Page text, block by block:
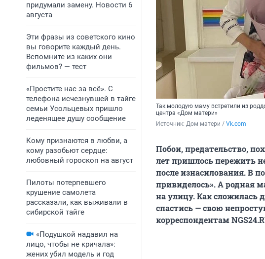
придумали замену. Новости 6
августа
Эти фразы из советского кино
вы говорите каждый день.
Вспомните из каких они
фильмов? — тест
«Простите нас за всё». С
телефона исчезнувшей в тайге
семьи Усольцевых пришло
леденящее душу сообщение
Кому признаются в любви, а
кому разобьют сердце:
любовный гороскоп на август
Пилоты потерпевшего
крушение самолета
рассказали, как выживали в
сибирской тайге
«Подушкой надавил на
лицо, чтобы не кричала»:
жених убил модель и год
Так молодую маму встретили из
центра «Дом матери»
Источник: Дом матери / Vk.com
Побои, предательство,
лет пришлось пережить
после изнасилования. В
привиделось». А родная
на улицу. Как сложилась
спастись — свою
корреспондентам